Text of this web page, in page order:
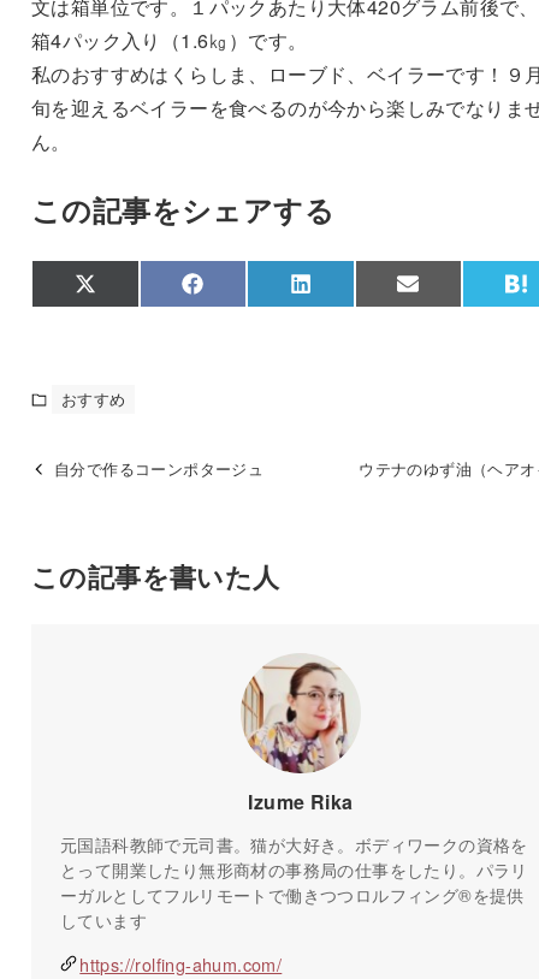
文は箱単位です。１パックあたり大体420グラム前後で
箱4パック入り（1.6㎏）です。
私のおすすめはくらしま、ローブド、ベイラーです！９
旬を迎えるベイラーを食べるのが今から楽しみでなりま
ん。
この記事をシェアする
Share
on
X
(
t
t
)
Share
on
F
a
Share
on
L
i
Share
on
E
m
H
a
おすすめ
自分で作るコーンポタージュ ウテナのゆず油（ヘア
この記事を書いた人
Izume Rika
元国語科教師で元司書。猫が大好き。ボディワークの資格を
とって開業したり無形商材の事務局の仕事をしたり。パラリ
ーガルとしてフルリモートで働きつつロルフィング®️を提供
しています
https://rolfing-ahum.com/